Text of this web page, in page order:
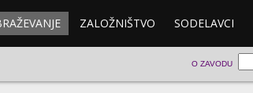
ZALOŽNIŠTVO SODELAVCI
O ZAVODU